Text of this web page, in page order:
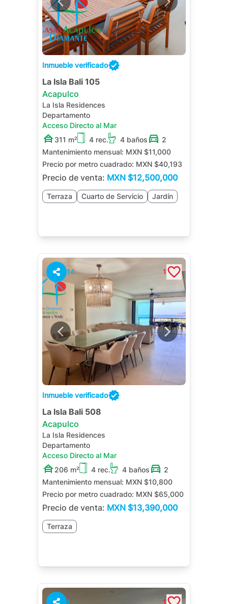
Inmueble verificado
La Isla Bali 105
Acapulco
La Isla Residences
Departamento
Acceso Directo al Mar
311 m²
4 rec. 4 baños
2
Mantenimiento mensual: MXN $11,000
Precio por metro cuadrado: MXN $40,193
Precio de venta: MXN $12,500,000
Terraza Cuarto de Servicio Jardín
14 1
Inmueble verificado
La Isla Bali 508
Acapulco
La Isla Residences
Departamento
Acceso Directo al Mar
206 m²
4 rec. 4 baños
2
Mantenimiento mensual: MXN $10,800
Precio por metro cuadrado: MXN $65,000
Precio de venta: MXN $13,390,000
Terraza
1 1